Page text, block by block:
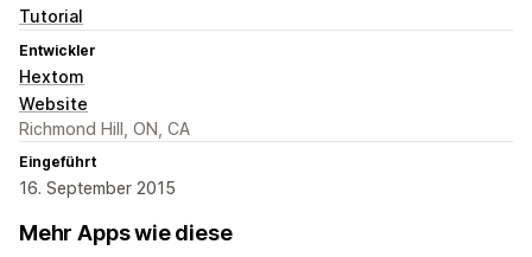
Tutorial
Entwickler
Hextom
Website
Richmond Hill, ON, CA
Eingeführt
16. September 2015
Mehr Apps wie diese